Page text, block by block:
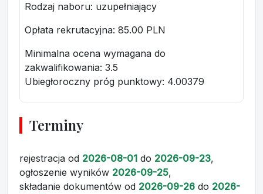
Rodzaj naboru: uzupełniający
Opłata rekrutacyjna: 85.00 PLN
Minimalna ocena wymagana do
zakwalifikowania: 3.5
Ubiegłoroczny próg punktowy: 4.00379
Terminy
rejestracja od 2026-08-01 do 2026-09-23,
ogłoszenie wyników 2026-09-25,
składanie dokumentów od 2026-09-26 do 2026-